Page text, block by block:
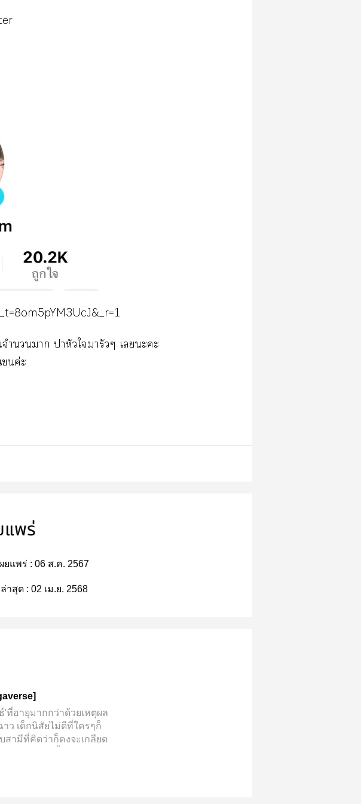
นวนา าหัวใมารัวๆ เะะ
ค่ะ
แพร่
ยแพร่ : 06 ส.ค. 2567
าสุด : 02 เม.ย. 2568
อายุมากกว่าด้วยเหตุผล
ว เด็กนิสัยไม่ดีที่ใครๆก็
สามีที่คิดว่าก็คงจะเกลียด
ไม่ต้องกังวล ค่าใช้จ่าย